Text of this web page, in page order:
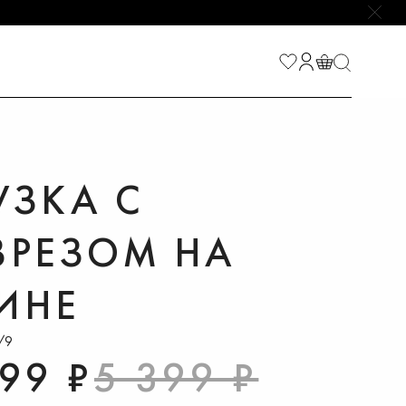
С
НА
9
₽5 399 ₽